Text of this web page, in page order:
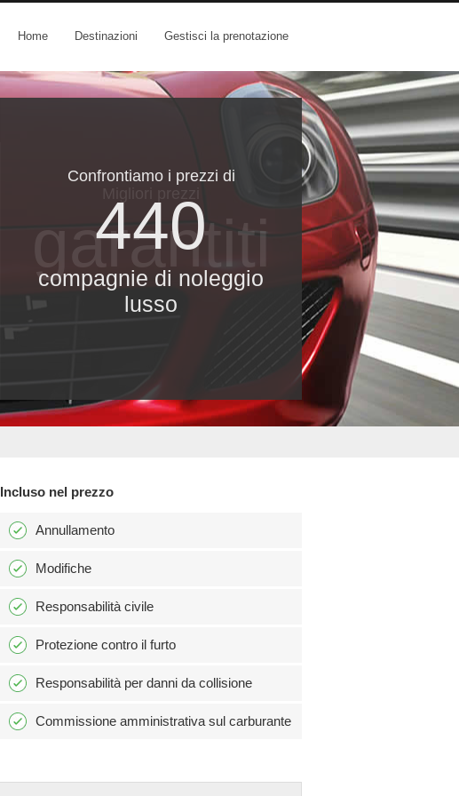
Home Destinazioni Gestisci la prenotazione
Confrontiamo i prezzi di
440
compagnie di noleggio
lusso
garantiti
Incluso nel prezzo
Annullamento
Modifiche
Responsabilità civile
Protezione contro il furto
Responsabilità per danni da collisione
Commissione amministrativa sul carburante